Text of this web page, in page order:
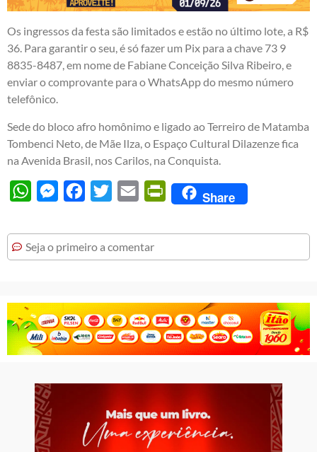
Os ingressos da festa são limitados e estão no último lote, a R$
36. Para garantir o seu, é só fazer um Pix para a chave 73 9
8835-8487, em nome de Fabiane Conceição Silva Ribeiro, e
enviar o comprovante para o WhatsApp do mesmo número
telefônico.
Sede do bloco afro homônimo e ligado ao Terreiro de Matamba
Tombenci Neto, de Mãe Ilza, o Espaço Cultural Dilazenze fica
na Avenida Brasil, nos Carilos, na Conquista.
WhatsAppMessengerFacebook
Twitter Email PrintFriendly
Share
Seja o primeiro a comentar